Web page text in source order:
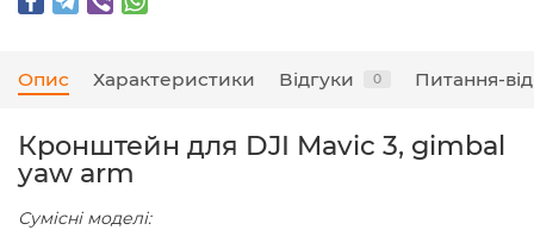
Опис Характеристики Відгуки 0 Питання-
Кронштейн для DJI Mavic 3, gimbal
yaw arm
Сумісні моделі: